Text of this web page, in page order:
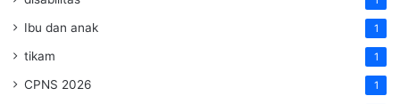
Ibu dan anak 1
tikam 1
CPNS 2026 1